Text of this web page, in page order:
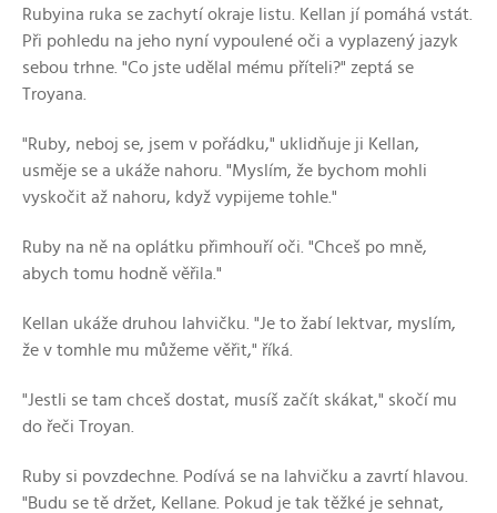
Rubyina ruka se zachytí okraje listu. Kellan jí pomáhá vstát.
Při pohledu na jeho nyní vypoulené oči a vyplazený jazyk
sebou trhne. "Co jste udělal mému příteli?" zeptá se
Troyana.
"Ruby, neboj se, jsem v pořádku," uklidňuje ji Kellan,
usměje se a ukáže nahoru. "Myslím, že bychom mohli
vyskočit až nahoru, když vypijeme tohle."
Ruby na ně na oplátku přimhouří oči. "Chceš po mně,
abych tomu hodně věřila."
Kellan ukáže druhou lahvičku. "Je to žabí lektvar, myslím,
že v tomhle mu můžeme věřit," říká.
"Jestli se tam chceš dostat, musíš začít skákat," skočí mu
do řeči Troyan.
Ruby si povzdechne. Podívá se na lahvičku a zavrtí hlavou.
"Budu se tě držet, Kellane. Pokud je tak těžké je sehnat,